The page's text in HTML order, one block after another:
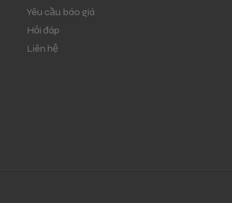
Yêu cầu báo giá
Hỏi đáp
Liên hệ